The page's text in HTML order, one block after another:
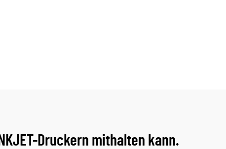
Druckern mithalten kann.